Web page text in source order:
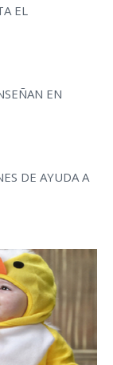
EL
EN
DE AYUDA A